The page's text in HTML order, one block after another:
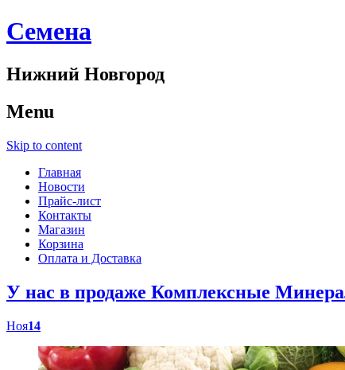
Cемена
Нижний Новгород
Menu
Skip to content
Главная
Новости
Прайс-лист
Контакты
Магазин
Корзина
Оплата и Доставка
У нас в продаже Комплексные
Ноя14